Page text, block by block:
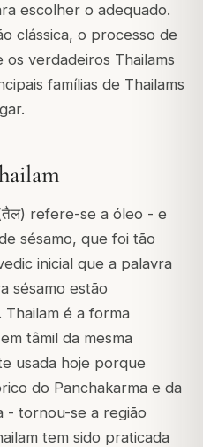
escolher o adequado.
clássica, o processo de
verdadeiros Thailams
famílias de Thailams
refere-se a óleo - e
sésamo, que foi tão
inicial que a palavra
sésamo estão
Thailam é a forma
tâmil da mesma
usada hoje porque
do Panchakarma e da
- tornou-se a região
tem sido praticada